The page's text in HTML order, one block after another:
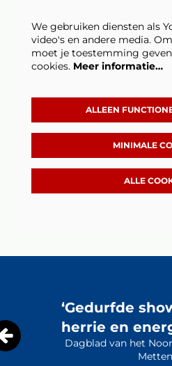
We gebruiken diensten als
video's en andere media.
moet je toestemming
cookies. Meer informatie…
ALLEEN
MINIMALE
ALLE
‘Gedurfde
herrie en
Dagblad van het